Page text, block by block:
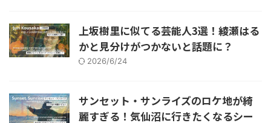
上坂樹里に似てる芸能人3選！綾瀬はる
かと見分けがつかないと話題に？
2026/6/24
サンセット・サンライズのロケ地が綺
麗すぎる！気仙沼に行きたくなるシー